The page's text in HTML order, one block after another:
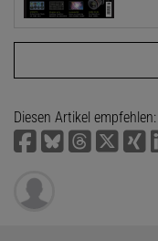
Diesen Artikel empfehlen: